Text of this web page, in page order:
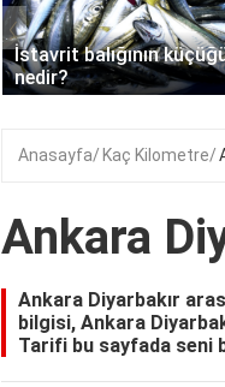
İstavrit balığının
nedir?
‹
Anasayfa Kaç Kilometre
Ankara
Ankara Diyarbakır
bilgisi, Ankara
Tarifi bu sayfada seni